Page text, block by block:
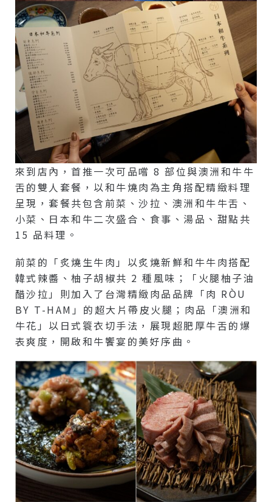
來到店內，首推一次可品嚐 8 部位與澳洲和牛牛
舌的雙人套餐，以和牛燒肉為主角搭配精緻料理
呈現，套餐共包含前菜、沙拉、澳洲和牛牛舌、
小菜、日本和牛二次盛合、食事、湯品、甜點共
15 品料理。
前菜的「炙燒生牛肉」以炙燒新鮮和牛牛肉搭配
韓式辣醬、柚子胡椒共 2 種風味；「火腿柚子油
醋沙拉」則加入了台灣精緻肉品品牌「肉 RÒU
BY T-HAM」的超大片帶皮火腿；肉品「澳洲和
牛花」以日式簑衣切手法，展現超肥厚牛舌的爆
表爽度，開啟和牛饗宴的美好序曲。